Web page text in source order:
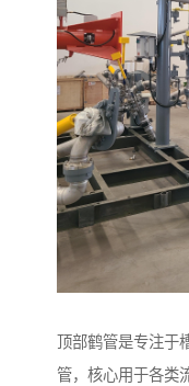
顶部鹤管是专注于
管，核心用于各类